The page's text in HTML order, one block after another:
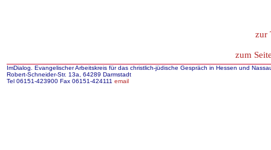
zur
zum
ImDialog. Evangelischer Arbeitskreis für das christlich-jüdische Gespräch in Hessen und
Robert-Schneider-Str. 13a, 64289 Darmstadt
Tel 06151-423900 Fax 06151-424111 email